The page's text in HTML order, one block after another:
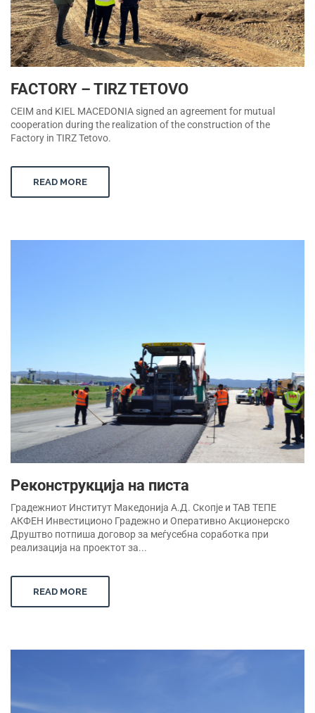
FACTORY – TIRZ TETOVO
CEIM and KIEL MACEDONIA signed an agreement for mutual
cooperation during the realization of the construction of the
Factory in TIRZ Tetovo.
READ MORE
Реконструкција на писта
Градежниот Институт Македонија А.Д. Скопје и ТАВ ТЕПЕ
АКФЕН Инвестиционо Градежно и Оперативно Акционерско
Друштво потпиша договор за меѓусебна соработка при
реализација на проектот за...
READ MORE